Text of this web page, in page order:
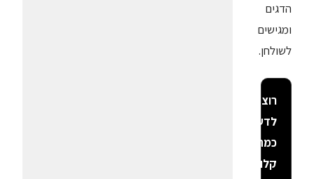
הדגים
ומגישים
לשולחן.
רוצה
לדעת
כמה
קלוריות